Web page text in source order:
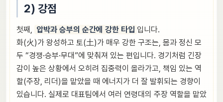
2) 강점
첫째, 압박과 승부의 순간에 강한 타입 입니다.
화(火)가 왕성하고 토(土)가 매우 강한 구조는, 몸과 정신 모
두 “경쟁·승부·무대”에 맞춰져 있는 편입니다. 경기처럼 긴장
감이 높은 상황에서 오히려 집중력이 올라가고, 책임 있는 역
할(주장, 리더)을 맡았을 때 에너지가 더 잘 발휘되는 경향이
있습니다. 실제로 대표팀에서 여러 연령대의 주장 역할을 맡았